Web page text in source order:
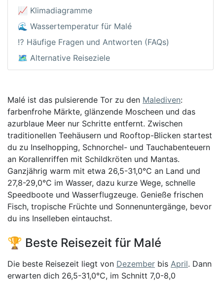
📈 Klimadiagramme
🌊 Wassertemperatur für Malé
⁉️ Häufige Fragen und Antworten (FAQs)
🗺️ Alternative Reiseziele
Malé ist das pulsierende Tor zu den Malediven:
farbenfrohe Märkte, glänzende Moscheen und das
azurblaue Meer nur Schritte entfernt. Zwischen
traditionellen Teehäusern und Rooftop-Blicken startest
du zu Inselhopping, Schnorchel- und Tauchabenteuern
an Korallenriffen mit Schildkröten und Mantas.
Ganzjährig warm mit etwa 26,5-31,0°C an Land und
27,8-29,0°C im Wasser, dazu kurze Wege, schnelle
Speedboote und Wasserflugzeuge. Genieße frischen
Fisch, tropische Früchte und Sonnenuntergänge, bevor
du ins Inselleben eintauchst.
🏆 Beste Reisezeit für Malé
Die beste Reisezeit liegt von Dezember bis April. Dann
erwarten dich 26,5-31,0°C, im Schnitt 7,0-8,0